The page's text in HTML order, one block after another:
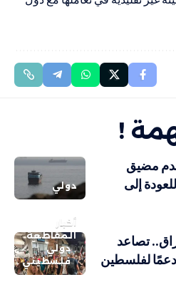
!
دولي
مضيق
إلى
أخبار
المقاطعة
دولي
فلسطيني
تصاعد
دعمًا لفلسطين